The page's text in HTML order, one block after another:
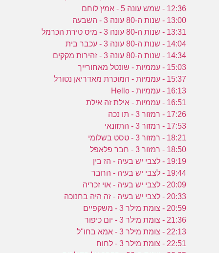
12:36 - שמש עונה 5 - אמץ לוחם
13:00 - שנות ה-80 עונה 3 - השבעה
13:31 - שנות ה-80 עונה 3 - מיס טירת הכרמל
14:04 - שנות ה-80 עונה 3 - עכבר בית
14:34 - שנות ה-80 עונה 3 - זהירות מקקים
15:03 - עממיות - שונטל מאחורייך
15:37 - עממיות - המוכרת מאדריאן נטורל
16:13 - עממיות - Hello
16:51 - עממיות - אילת זה אילת
17:26 - רמזור 3 - תו נכה
17:53 - רמזור 3 - התזונאי
18:21 - רמזור 3 - טסט בשלומי
18:50 - רמזור 3 - חבר פלאפל
19:19 - לצבי יש בעיה - הז בין
19:44 - לצבי יש בעיה - החבר
20:09 - לצבי יש בעיה - אוי זכריה
20:33 - לצבי יש בעיה - זה היה בחנוכה
20:59 - צומת מילר 3 - משקפיים
21:36 - צומת מילר 3 - יום כיפור
22:13 - צומת מילר 3 - אמא בחו''ל
22:51 - צומת מילר 3 - לחוח